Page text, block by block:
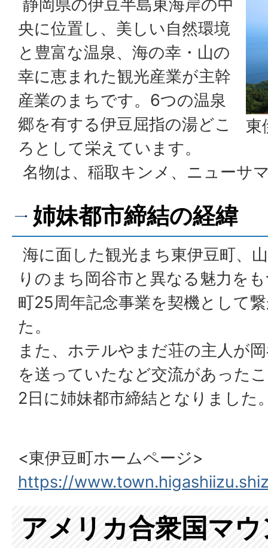
東
静岡県の伊豆半島東海岸の中
央に位置し、美しい自然環境
と豊富な温泉、海の幸・山の
幸に恵まれた観光産業が主幹
産業のまちです。6つの温泉
郷を有する伊豆屈指の湯どこ
ろとして栄えています。
名物は、稲取キンメ、ニューサ
姉妹都市締結の経緯
海に面した観光まち東伊豆町、
りのまち岡谷市と異なる魅力を
町25周年記念事業を契機として
た。
また、ホテルやまだ荘の主人が
を送っていたなど交流があった
2日に姉妹都市締結となりました
<東伊豆町ホームページ>
https://
アメリカ合衆国マ